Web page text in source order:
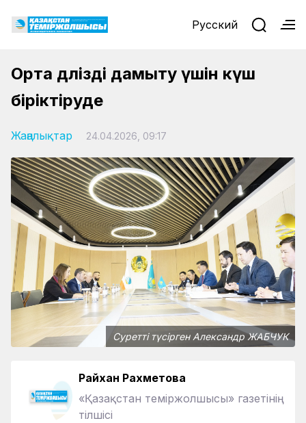
Русский
Орта дәлізді дамыту үшін күш
біріктіруде
Жаңалықтар 24.04.2026, 09:17
Суретті түсірген Александр ЖАБЧУК
Райхан Рахметова
«Қазақстан теміржолшысы» газетінің
тілшісі